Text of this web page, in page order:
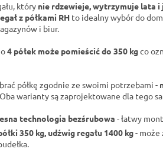
który nie rdzewieje, wytrzymuje lata
z półkami RH to idealny wybór do
i biur.
4 półek może pomieścić do 350 kgco
półkę zgodnie ze swoimi potrzebami -
Oba warianty są zaprojektowane dla tego
technologia bezśrubowa - łatwy
350 kg, udźwig regału 1400 kg- może